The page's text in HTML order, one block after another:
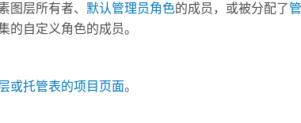
图层所有者、 默认管理员角色的成员，或被分配了
的自定义角色的成员。
或托管表的项目页面。